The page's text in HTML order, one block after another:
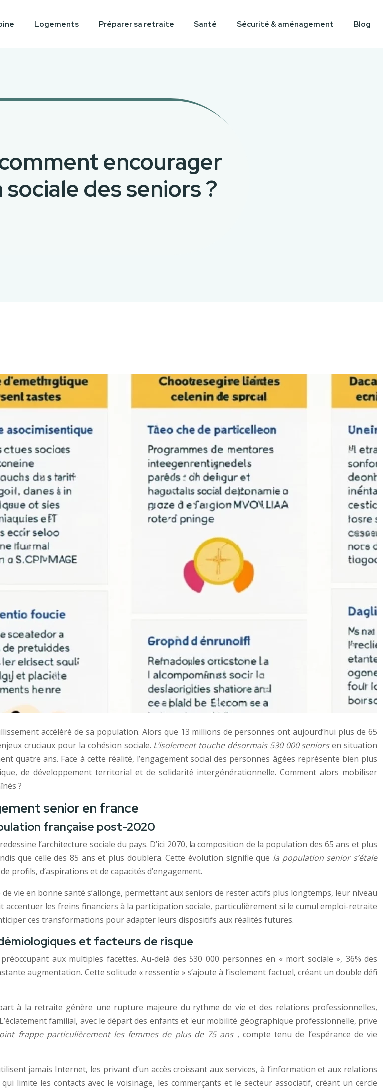
Logements Préparer sa retraite Santé Sécurité & aménagement Blog
encourager
sociale des seniors ?
accéléré de sa population. Alors que 13 millions de personnes ont aujourd’hui plus de 65
cruciaux pour la cohésion sociale. L’isolement touche désormais 530 000 seniorsen situation
quatre ans. Face à cette réalité, l’engagement social des personnes âgées représente bien plus
de développement territorial et de solidarité intergénérationnelle. Comment alors mobiliser
?
senior en france
française post-2020
l’architecture sociale du pays. D’ici 2070, la composition de la population des 65 ans et plus
que celle des 85 ans et plus doublera. Cette évolution signifie que la population senior s’étale
profils, d’aspirations et de capacités d’engagement.
vie en bonne santé s’allonge, permettant aux seniors de rester actifs plus longtemps, leur niveau
les freins financiers à la participation sociale, particulièrement si le cumul emploi-retraite
ces transformations pour adapter leurs dispositifs aux réalités futures.
et facteurs de risque
aux multiples facettes. Au-delà des 530 000 personnes en « mort sociale », 36% des
augmentation. Cette solitude « ressentie » s’ajoute à l’isolement factuel, créant un double défi
à la retraite génère une rupture majeure du rythme de vie et des relations professionnelles,
familial, avec le départ des enfants et leur mobilité géographique professionnelle, prive
frappe particulièrement les femmes de plus de 75 ans , compte tenu de l’espérance de vie
jamais Internet, les privant d’un accès croissant aux services, à l’information et aux relations
limite les contacts avec le voisinage, les commerçants et le secteur associatif, créant un cercle